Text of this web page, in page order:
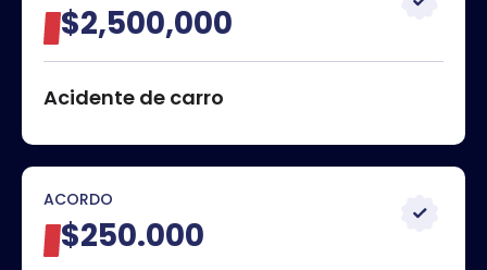
$2,500,000
Acidente de carro
ACORDO
$250.000